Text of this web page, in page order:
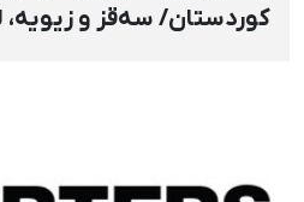
کوردستان/ سەقز و زیویە،